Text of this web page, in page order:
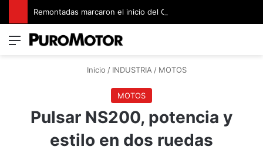
Menú
Inicio / INDUSTRIA / MOTOS
MOTOS
Pulsar NS200, potencia y
estilo en dos ruedas